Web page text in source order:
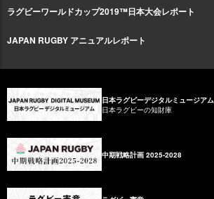
ラグビーワールドカップ2019™日本大会レポート
JAPAN RUGBY アニュアルレポート
日本ラグビーデジタルミュージアム
日本ラグビーの知財庫
中期戦略計画 2025-2028